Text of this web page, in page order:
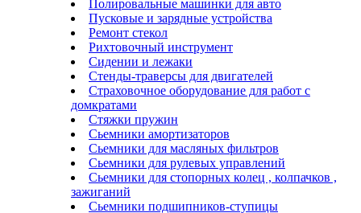
Полировальные машинки для авто
Пусковые и зарядные устройства
Ремонт стекол
Рихтовочный инструмент
Сидении и лежаки
Стенды-траверсы для двигателей
Страховочное оборудование для работ с
домкратами
Стяжки пружин
Сьемники амортизаторов
Сьемники для масляных фильтров
Сьемники для рулевых управлений
Сьемники для стопорных колец , колпачков ,
зажиганий
Сьемники подшипников-ступицы